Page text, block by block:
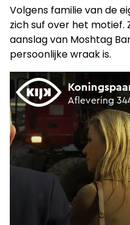
Volgens familie van de
zich suf over het motief.
aanslag van Moshtag
persoonlijke wraak is.